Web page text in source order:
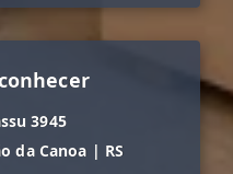
3945
da Canoa | RS